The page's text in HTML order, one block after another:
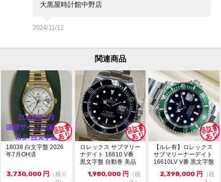
お問い合わせ先
大黒屋時計館中野店
2024/11/12
関連商品
18038 白文字盤 2026
年7月OH済
3,730,000 円
（税０
ロレックス サブマリー
ナデイト 16610 V番
黒文字盤 自動巻 美品
1,980,000 円
（税
【ルレ有】ロレックス
サブマリーナーデイト
16610LV V番 黒文字盤
2,398,000 円
（税